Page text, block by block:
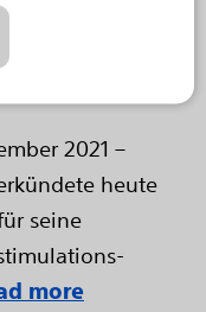
und
2021 –
heute
seine
more